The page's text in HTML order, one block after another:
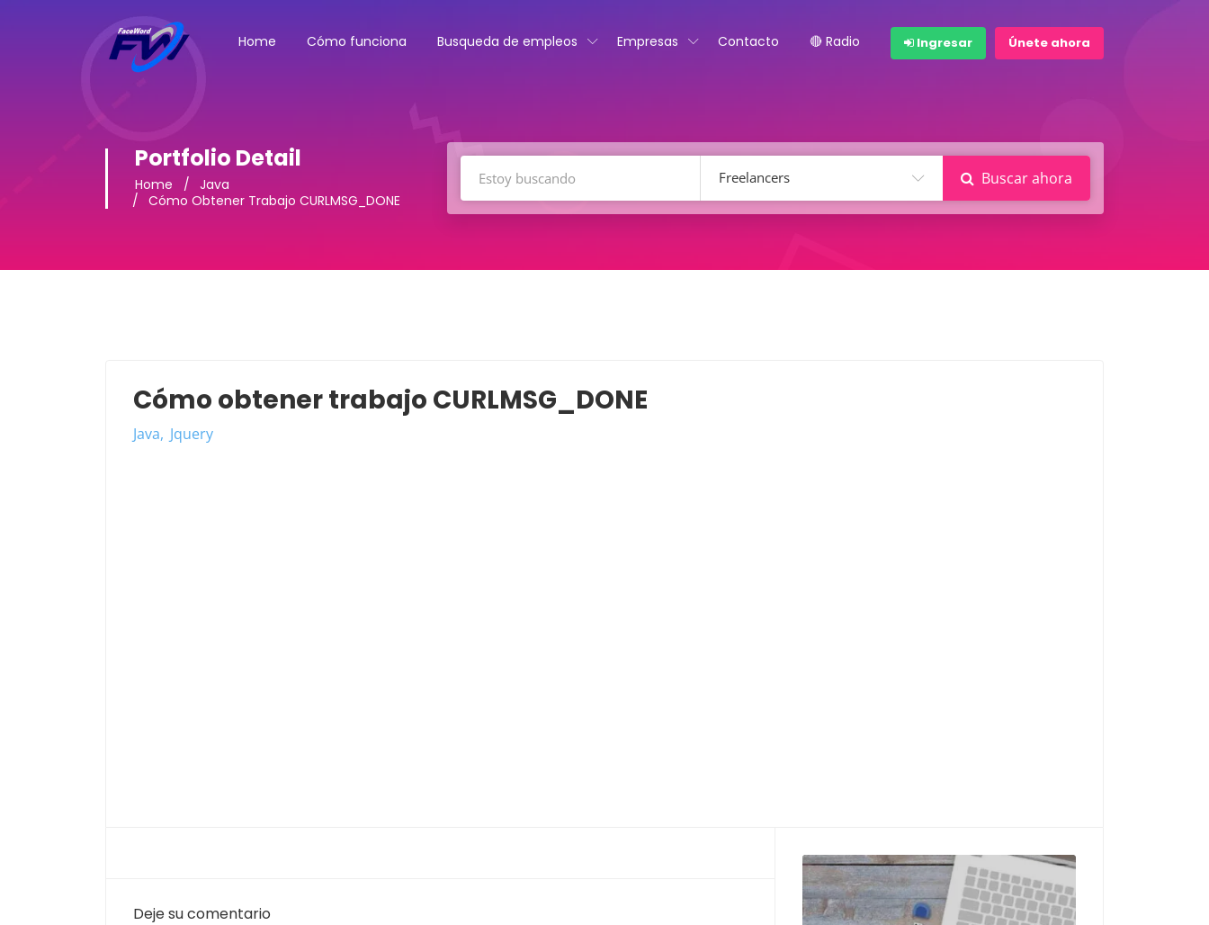
Home Cómo funciona Busqueda de empleos Empresas Contacto 🔴 Radio Ingresar Únete ahora
Portfolio Detail
Home
Java
Cómo Obtener Trabajo CURLMSG_DONE
Freelancers Buscar ahora
Cómo obtener trabajo CURLMSG_DONE
Java Jquery
Deje su comentario